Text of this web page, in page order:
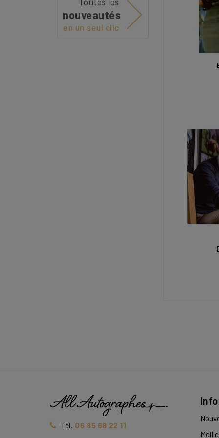
nouveautés
en un seul clic
Tél. 06 85 68 22 11